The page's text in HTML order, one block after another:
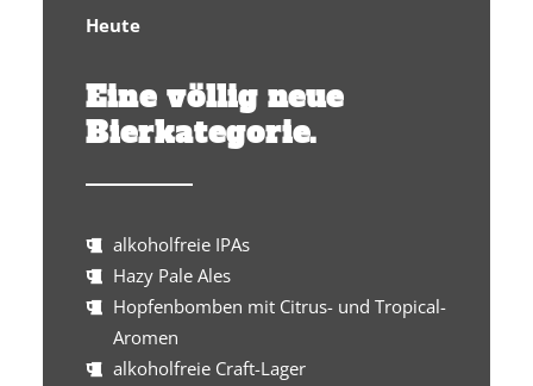
Heute
Eine völlig neue
Bierkategorie.
alkoholfreie IPAs
Hazy Pale Ales
Hopfenbomben mit Citrus- und Tropical-
Aromen
alkoholfreie Craft-Lager